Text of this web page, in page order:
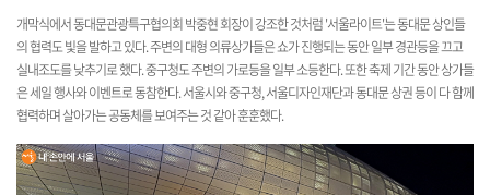
개막식에서 동대문관광특구협의회 박중현 회장이 강조한 것처럼 '서울라이트'는 동대문 상인들
의 협력도 빛을 발하고 있다. 주변의 대형 의류상가들은 쇼가 진행되는 동안 일부 경관등을 끄고
실내조도를 낮추기로 했다. 중구청도 주변의 가로등을 일부 소등한다. 또한 축제 기간 동안 상가들
은 세일 행사와 이벤트로 동참한다. 서울시와 중구청, 서울디자인재단과 동대문 상권 등이 다 함께
협력하며 살아가는 공동체를 보여주는 것 같아 훈훈했다.